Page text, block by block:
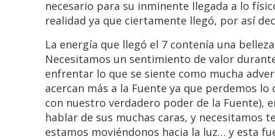
necesario para su inminente llegada a lo
realidad ya que ciertamente llegó, por así
La energía que llegó el 7 contenía una
Necesitamos un sentimiento de valor
enfrentar lo que se siente como mucha
acercan más a la Fuente ya que perdemos
con nuestro verdadero poder de la Fuente),
hablar de sus muchas caras, y necesitamos
estamos moviéndonos hacia la luz… y esta